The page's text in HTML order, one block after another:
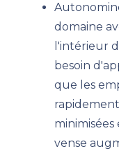
domaine
l'intérieur
besoin
que les
vense